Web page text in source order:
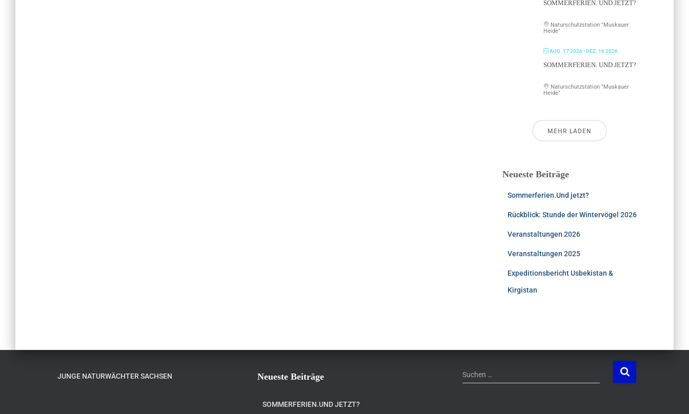
SOMMERFERIEN. UND JETZT?
Naturschutzstation "Muskauer
Heide"
AUG. 17 2026- DEZ. 16 2026
SOMMERFERIEN. UND JETZT?
Naturschutzstation "Muskauer
Heide"
MEHR LADEN
Neueste Beiträge
Sommerferien.Und jetzt?
Rückblick: Stunde der Wintervögel 2026
Veranstaltungen 2026
Veranstaltungen 2025
Expeditionsbericht Usbekistan &
Kirgistan
JUNGE NATURWÄCHTER SACHSEN Neueste Beiträge
SOMMERFERIEN.UND JETZT?
S
u
Suchen …